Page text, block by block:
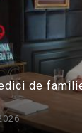
de